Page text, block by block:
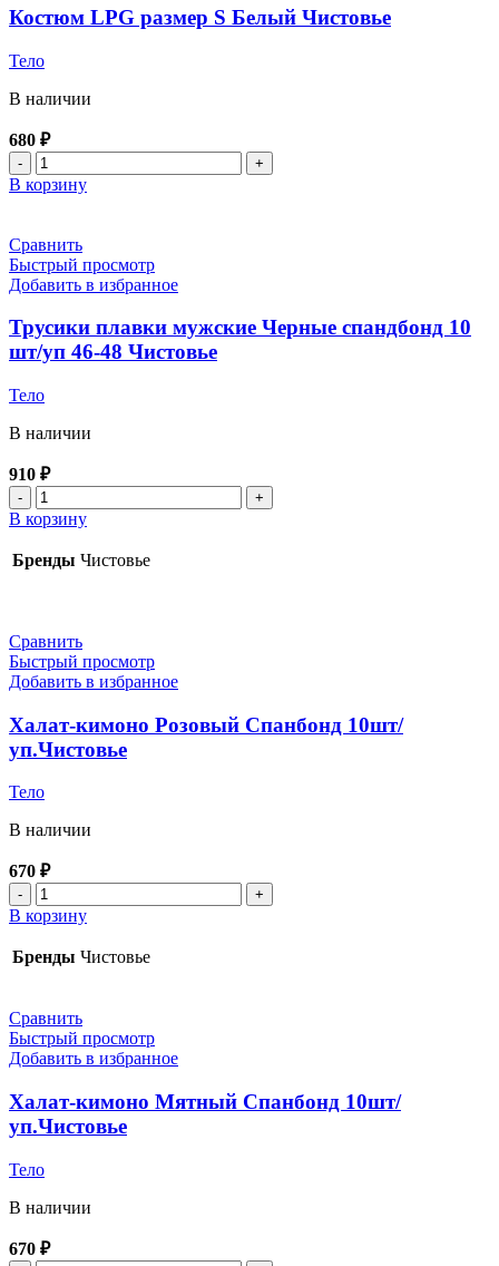
Чистовье
Костюм LPG размер S Белый Чистовье
Тело
В наличии
680 ₽
Количество
товара
размер
S
Белый
В корзину
Сравнить
Быстрый просмотр
Добавить в избранное
Трусики плавки мужские Черные спандбонд 10
шт/уп 46-48 Чистовье
Тело
В наличии
910 ₽
Количество
товара
плавки
мужские
10
шт/
уп
46-
Чистовье
В корзину
Бренды Чистовье
Сравнить
Быстрый просмотр
Добавить в избранное
Халат-кимоно Розовый Спанбонд 10шт/
уп.Чистовье
Тело
В наличии
670 ₽
Количество
товара
кимоно
Розовый
10шт/
уп.Чистовье
В корзину
Бренды Чистовье
Сравнить
Быстрый просмотр
Добавить в избранное
Халат-кимоно Мятный Спанбонд 10шт/
уп.Чистовье
Тело
В наличии
670 ₽